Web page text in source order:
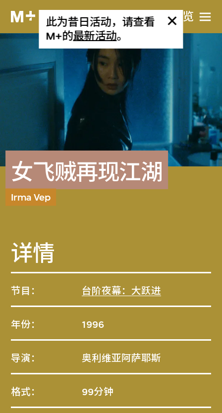
网站导览
此为昔日活动，请查看
M+的最新活动。
女飞贼再现江湖
Irma Vep
详情
节目： 台阶夜幕：大跃进
年份： 1996
导演： 奥利维亚阿萨耶斯
格式： 99分钟